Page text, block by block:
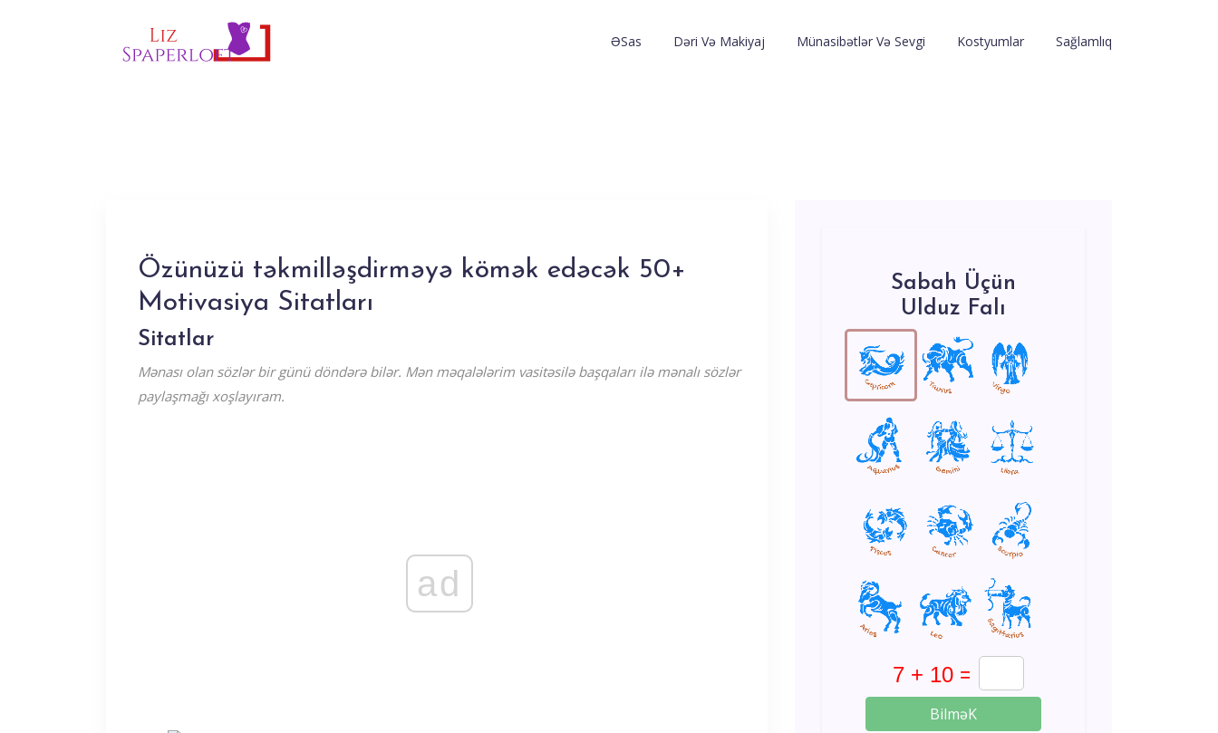
ƏSas Dəri Və Makiyaj Münasibətlər Və Sevgi Kostyumlar Sağlamlıq
Özünüzü təkmilləşdirməyə kömək edəcək 50+
Motivasiya Sitatları
Sitatlar
Mənası olan sözlər bir günü döndərə bilər. Mən məqalələrim vasitəsilə başqaları ilə mənalı sözlər
paylaşmağı xoşlayıram.
ad
Sabah Üçün
Ulduz Falı
BilməK